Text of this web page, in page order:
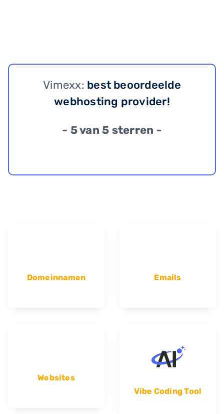
Vimexx: best beoordeelde
webhosting provider!
- 5 van 5 sterren -
Domeinnamen Emails
Websites
Vibe Coding Tool